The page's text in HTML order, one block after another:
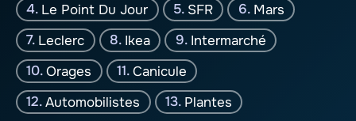
Le Point Du Jour
SFR
Mars
Leclerc
Ikea
Intermarché
Orages
Canicule
Automobilistes
Plantes